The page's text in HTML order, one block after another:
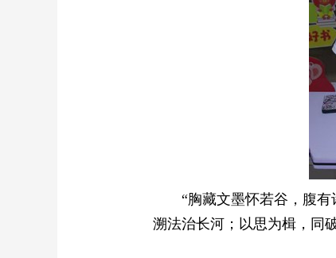
“胸藏文墨怀若谷，腹
溯法治长河；以思为楫，同